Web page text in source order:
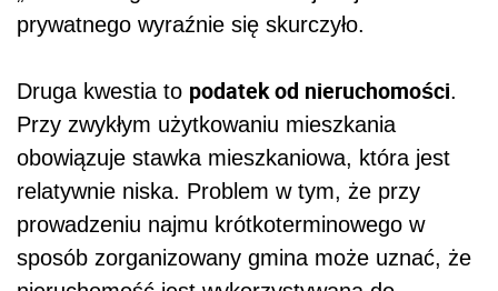
prywatnego wyraźnie się skurczyło.
Druga kwestia to podatek od nieruchomości.
Przy zwykłym użytkowaniu mieszkania
obowiązuje stawka mieszkaniowa, która jest
relatywnie niska. Problem w tym, że przy
prowadzeniu najmu krótkoterminowego w
sposób zorganizowany gmina może uznać, że